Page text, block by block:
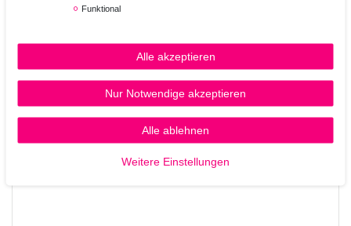
Funktional
Alle akzeptieren
Nur Notwendige akzeptieren
Alle ablehnen
Weitere Einstellungen